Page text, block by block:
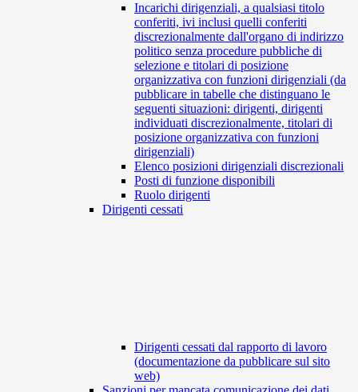
Incarichi dirigenziali, a qualsiasi titolo
conferiti, ivi inclusi quelli conferiti
discrezionalmente dall'organo di indirizzo
politico senza procedure pubbliche di
selezione e titolari di posizione
organizzativa con funzioni dirigenziali (da
pubblicare in tabelle che distinguano le
seguenti situazioni: dirigenti, dirigenti
individuati discrezionalmente, titolari di
posizione organizzativa con funzioni
dirigenziali)
Elenco posizioni dirigenziali discrezionali
Posti di funzione disponibili
Ruolo dirigenti
Dirigenti cessati
Dirigenti cessati dal rapporto di lavoro
(documentazione da pubblicare sul sito
web)